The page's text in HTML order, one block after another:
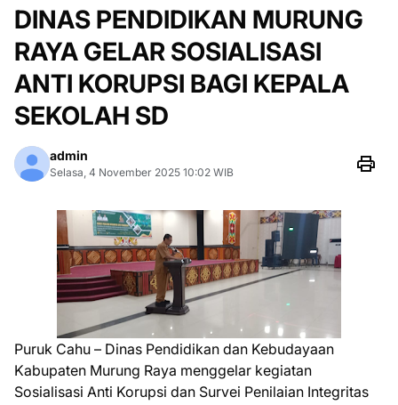
DINAS PENDIDIKAN MURUNG
RAYA GELAR SOSIALISASI
ANTI KORUPSI BAGI KEPALA
SEKOLAH SD
admin
Selasa, 4 November 2025 10:02 WIB
Puruk Cahu – Dinas Pendidikan dan Kebudayaan
Kabupaten Murung Raya menggelar kegiatan
Sosialisasi Anti Korupsi dan Survei Penilaian Integritas